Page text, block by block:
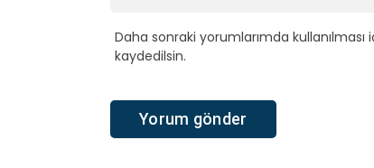
Daha sonraki yorumlarımda
kaydedilsin.